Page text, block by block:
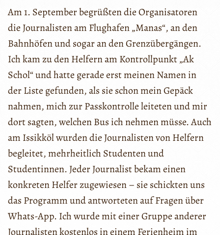
Am 1. September begrüßten die Organisatoren
die Journalisten am Flughafen „Manas“, an den
Bahnhöfen und sogar an den Grenzübergängen.
Ich kam zu den Helfern am Kontrollpunkt „Ak
Schol“ und hatte gerade erst meinen Namen in
der Liste gefunden, als sie schon mein Gepäck
nahmen, mich zur Passkontrolle leiteten und mir
dort sagten, welchen Bus ich nehmen müsse. Auch
am Issikköl wurden die Journalisten von Helfern
begleitet, mehrheitlich Studenten und
Studentinnen. Jeder Journalist bekam einen
konkreten Helfer zugewiesen – sie schickten uns
das Programm und antworteten auf Fragen über
Whats-App. Ich wurde mit einer Gruppe anderer
Journalisten kostenlos in einem Ferienheim im